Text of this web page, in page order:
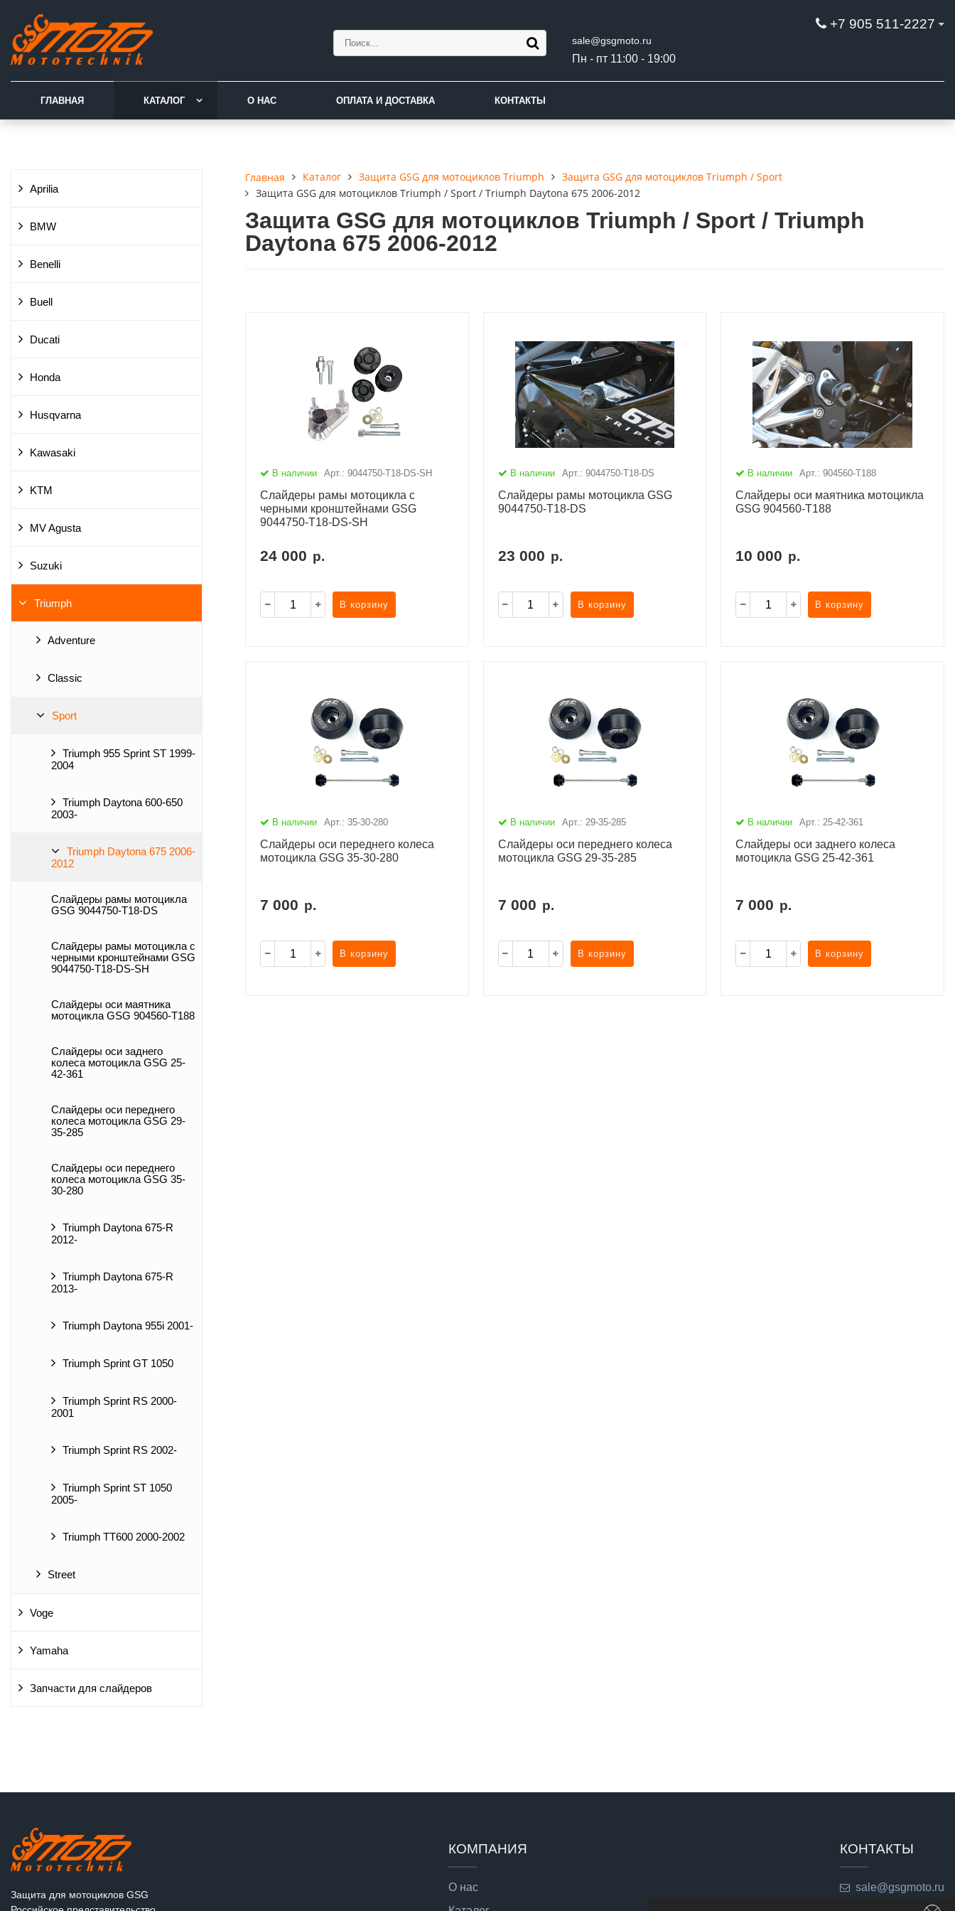
+7 905 511-2227
sale@gsgmoto.ru
Пн - пт 11:00 - 19:00
ГЛАВНАЯ КАТАЛОГ О НАС ОПЛАТА И ДОСТАВКА КОНТАКТЫ
Aprilia
BMW
Benelli
Buell
Ducati
Honda
Husqvarna
Kawasaki
KTM
MV Agusta
Suzuki
Triumph
Adventure
Classic
Sport
Triumph 955 Sprint ST 1999-
2004
Triumph Daytona 600-650
2003-
Triumph Daytona 675 2006-
2012
Слайдеры рамы мотоцикла
GSG 9044750-T18-DS
Слайдеры рамы мотоцикла с
черными кронштейнами GSG
9044750-T18-DS-SH
Слайдеры оси маятника
мотоцикла GSG 904560-T188
Слайдеры оси заднего
колеса мотоцикла GSG 25-
42-361
Слайдеры оси переднего
колеса мотоцикла GSG 29-
35-285
Слайдеры оси переднего
колеса мотоцикла GSG 35-
30-280
Triumph Daytona 675-R
2012-
Triumph Daytona 675-R
2013-
Triumph Daytona 955i 2001-
Triumph Sprint GT 1050
Triumph Sprint RS 2000-
2001
Triumph Sprint RS 2002-
Triumph Sprint ST 1050
2005-
Triumph TT600 2000-2002
Street
Voge
Yamaha
Запчасти для слайдеров
Главная Каталог Защита GSG для мотоциклов Triumph
Защита GSG для мотоциклов Triumph / Sport
Защита GSG для мотоциклов Triumph / Sport / Triumph Daytona 675 2006-2012
Защита GSG для мотоциклов Triumph / Sport / Triumph
Daytona 675 2006-2012
В наличии Арт.: 9044750-T18-DS-SH
Слайдеры рамы мотоцикла с
черными кронштейнами GSG
9044750-T18-DS-SH
24 000 р.
В корзину
В наличии Арт.: 9044750-T18-DS
Слайдеры рамы мотоцикла GSG
9044750-T18-DS
23 000 р.
В корзину
В наличии Арт.: 904560-T188
Слайдеры оси маятника мотоцикла
GSG 904560-T188
10 000 р.
В корзину
В наличии Арт.: 35-30-280
Слайдеры оси переднего колеса
мотоцикла GSG 35-30-280
7 000 р.
В корзину
В наличии Арт.: 29-35-285
Слайдеры оси переднего колеса
мотоцикла GSG 29-35-285
7 000 р.
В корзину
В наличии Арт.: 25-42-361
Слайдеры оси заднего колеса
мотоцикла GSG 25-42-361
7 000 р.
В корзину
Защита для мотоциклов GSG
КОМПАНИЯ
О нас
КОНТАКТЫ
sale@gsgmoto.ru